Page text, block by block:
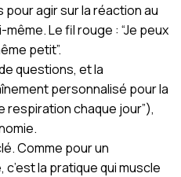
pour agir sur la réaction au
Le fil rouge : “Je peux
petit”.
questions, et la
personnalisé pour la
respiration chaque jour”),
Comme pour un
la pratique qui muscle